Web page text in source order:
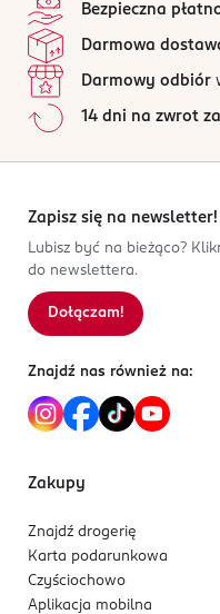
Bezpieczna
Darmowa
Darmowy odbiór
14 dni na zwrot
Zapisz się na newsletter!
Lubisz być na bieżąco?
do newslettera.
Dołączam!
Znajdź nas również na:
Zakupy
Znajdź drogerię
Karta podarunkowa
Czyściochowo
Aplikacja mobilna